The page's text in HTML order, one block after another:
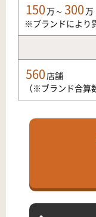
150 万～ 300 万
※ブランドにより
560 店舗
（※ブランド合算